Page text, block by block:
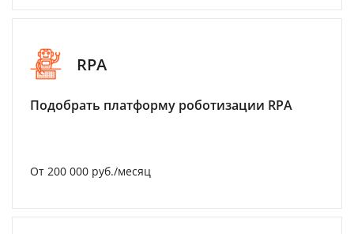
RPA
Подобрать платформу роботизации RPA
От 200 000 руб./месяц